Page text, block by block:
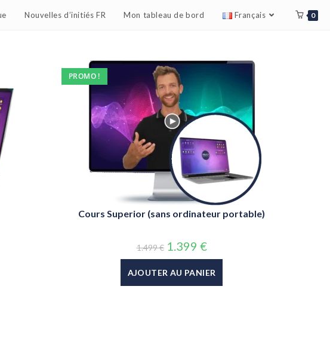
Nouvelles d’initiés FR Mon tableau de bord Français 0
PROMO !
Cours Superior (sans ordinateur portable)
1.499€ 1.399 €
AJOUTER AU PANIER